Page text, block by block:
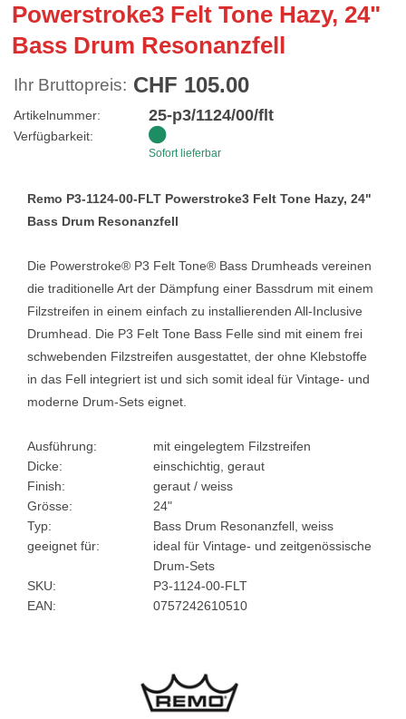
Powerstroke3 Felt Tone Hazy, 24"
Bass Drum Resonanzfell
Ihr Bruttopreis: CHF 105.00
Artikelnummer: 25-p3/1124/00/flt
Verfügbarkeit:
Sofort lieferbar
Remo P3-1124-00-FLT Powerstroke3 Felt Tone Hazy, 24"
Bass Drum Resonanzfell
Die Powerstroke® P3 Felt Tone® Bass Drumheads vereinen
die traditionelle Art der Dämpfung einer Bassdrum mit einem
Filzstreifen in einem einfach zu installierenden All-Inclusive
Drumhead. Die P3 Felt Tone Bass Felle sind mit einem frei
schwebenden Filzstreifen ausgestattet, der ohne Klebstoffe
in das Fell integriert ist und sich somit ideal für Vintage- und
moderne Drum-Sets eignet.
Ausführung:
mit eingelegtem Filzstreifen
Dicke:
einschichtig, geraut
Finish:
geraut / weiss
Grösse:
24"
Typ:
Bass Drum Resonanzfell, weiss
geeignet für:
ideal für Vintage- und zeitgenössische
Drum-Sets
SKU:
P3-1124-00-FLT
EAN:
0757242610510